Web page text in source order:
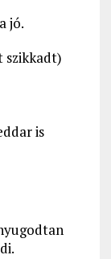
jó.
szikkadt)
is